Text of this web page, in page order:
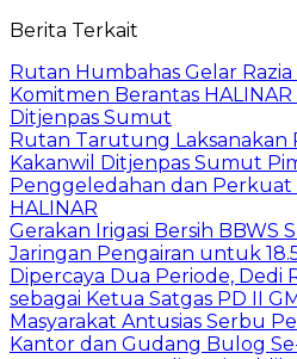
Berita Terkait
Rutan Humbahas Gelar
Komitmen Berantas HALINAR
Ditjenpas Sumut
Rutan Tarutung Laksanakan
Kakanwil Ditjenpas Sumut
Penggeledahan dan Perkuat
HALINAR
Gerakan Irigasi Bersih BBWS
Jaringan Pengairan untuk
Dipercaya Dua Periode, Dedi
sebagai Ketua Satgas PD II
Masyarakat Antusias Serbu
Kantor dan Gudang Bulog